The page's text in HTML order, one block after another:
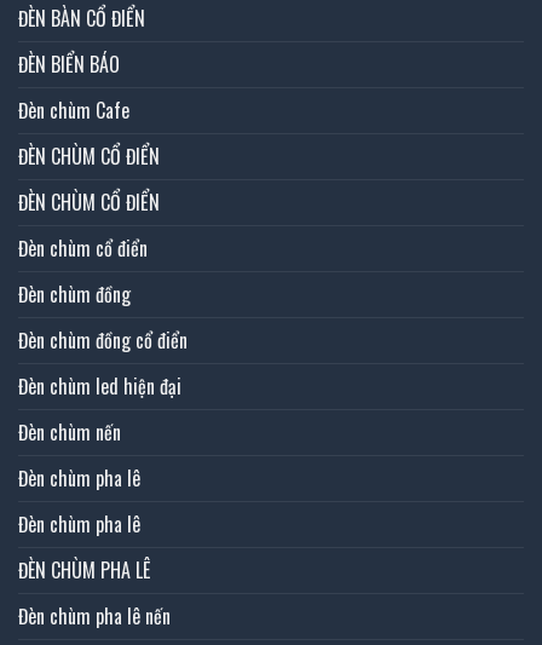
ĐÈN BÀN CỔ ĐIỂN
ĐÈN BIỂN BÁO
Đèn chùm Cafe
ĐÈN CHÙM CỔ ĐIỂN
ĐÈN CHÙM CỔ ĐIỂN
Đèn chùm cổ điển
Đèn chùm đồng
Đèn chùm đồng cổ điển
Đèn chùm led hiện đại
Đèn chùm nến
Đèn chùm pha lê
Đèn chùm pha lê
ĐÈN CHÙM PHA LÊ
Đèn chùm pha lê nến